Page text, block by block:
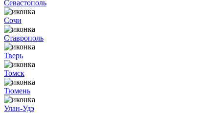
Севастополь
Сочи
Ставрополь
Тверь
Томск
Тюмень
Улан-Удэ